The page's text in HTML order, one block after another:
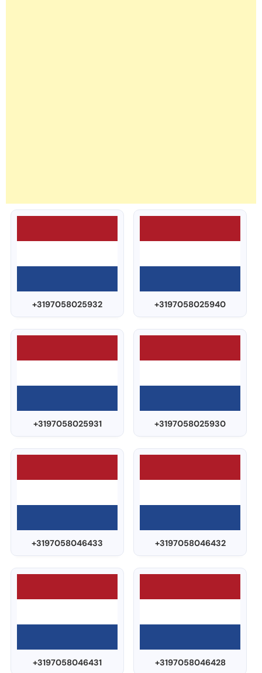
+3197058025932 +3197058025940
+3197058025931 +3197058025930
+3197058046433 +3197058046432
+3197058046431 +3197058046428